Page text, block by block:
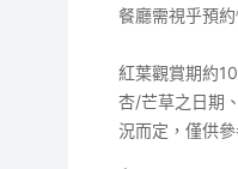
餐廳需視乎預約
紅葉觀賞期約
杏/芒草之日期
況而定，僅供參